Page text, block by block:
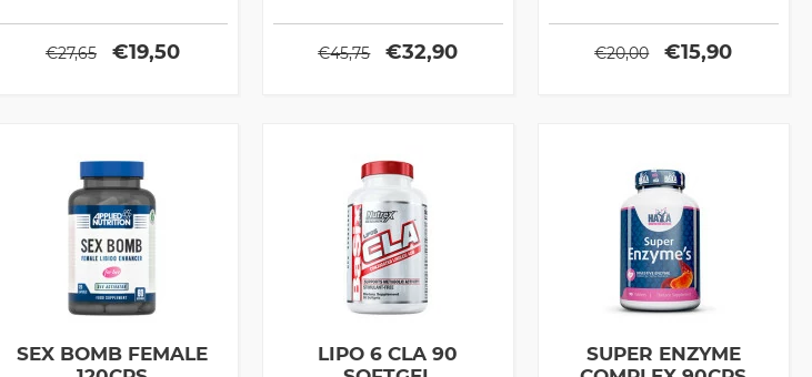
€27,65 €19,50
workout e prima di dormire
€45,75 €32,90 €20,00 €15,90
SEX BOMB FEMALE
LIPO 6 CLA 90
SUPER ENZYME